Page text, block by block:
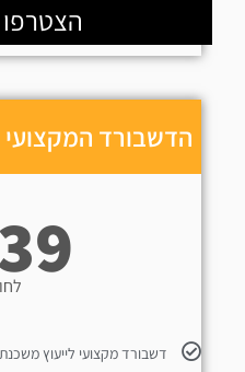
הדשבורד
דשבורד מקצועי לייעוץ
הצטרפו